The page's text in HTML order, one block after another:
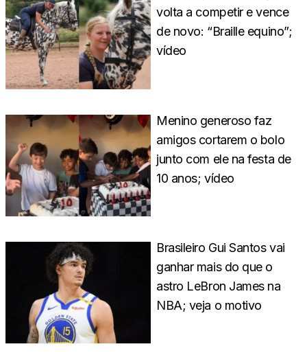
volta a competir e vence
de novo: “Braille equino”;
vídeo
Menino generoso faz
amigos cortarem o bolo
junto com ele na festa de
10 anos; vídeo
Brasileiro Gui Santos vai
ganhar mais do que o
astro LeBron James na
NBA; veja o motivo